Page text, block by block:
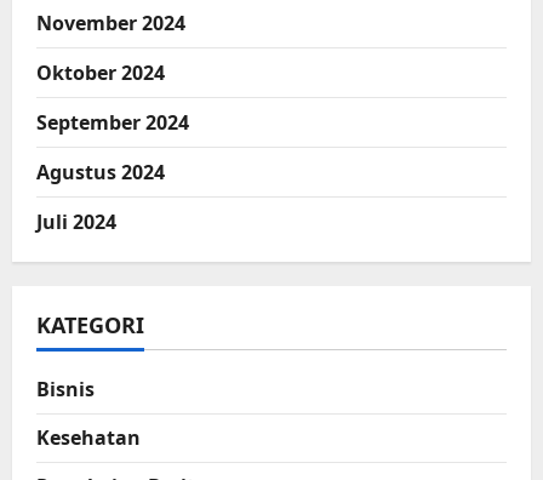
November 2024
Oktober 2024
September 2024
Agustus 2024
Juli 2024
KATEGORI
Bisnis
Kesehatan